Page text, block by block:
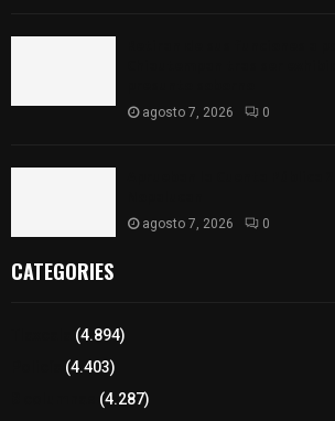
agosto 7, 2026 0
agosto 7, 2026 0
CATEGORIES
(4.894)
(4.403)
(4.287)